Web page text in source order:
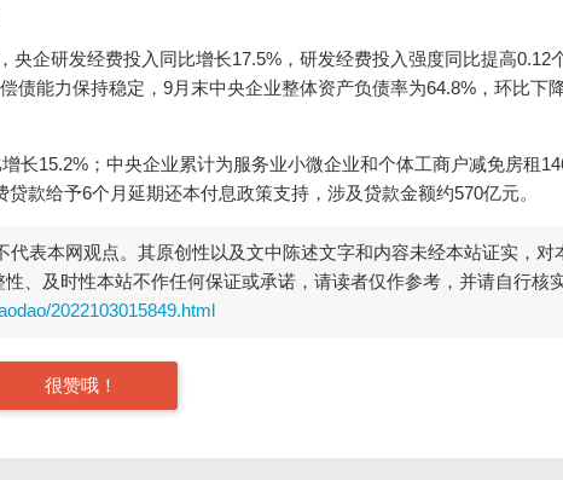
企研发经费投入同比增长17.5%，研发经费投入强度同比提高0.12
债能力保持稳定，9月末中央企业整体资产负债率为64.8%，环比下
长15.2%；中央企业累计为服务业小微企业和个体工商户减免房租
款给予6个月延期还本付息政策支持，涉及贷款金额约570亿元。
表本网观点。其原创性以及文中陈述文字和内容未经本站证实，对
、及时性本站不作任何保证或承诺，请读者仅作参考，并请自行核
2022103015849.html
很赞哦！